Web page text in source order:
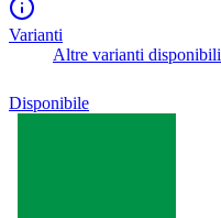
Varianti
Altre varianti disponibili
Disponibile